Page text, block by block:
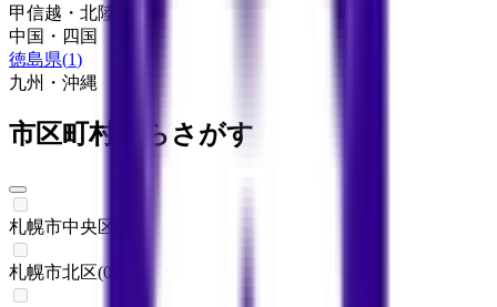
甲信越・北陸
中国・四国
徳島県(1)
九州・沖縄
市区町村からさがす
札幌市中央区
札幌市北区(0